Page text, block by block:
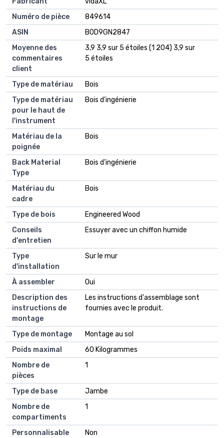
Numéro de pièce
849614
ASIN
B0D9GN2847
Moyenne des
commentaires
client
3,9 3,9 sur 5 étoiles (1 204) 3,9 sur
5 étoiles
Type de matériau
Bois
Type de matériau
pour le haut de
l'instrument
Bois d'ingénierie
Matériau de la
poignée
Bois
Back Material
Type
Bois d'ingénierie
Matériau du
cadre
Bois
Type de bois
Engineered Wood
Conseils
d'entretien
Essuyer avec un chiffon humide
Type
d'installation
Sur le mur
À assembler
Oui
Description des
instructions de
montage
Les instructions d'assemblage sont
fournies avec le produit.
Type de montage
Montage au sol
Poids maximal
60 Kilogrammes
Nombre de
pièces
1
Type de base
Jambe
Nombre de
compartiments
1
Personnalisable
Non